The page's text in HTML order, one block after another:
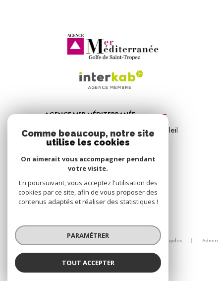
AGENCE MER MÉDITERRANÉE
1, Avenue de la Mer - Les Vitrines du Soleil
83310Port Grimaud
04 94 56 09 12
info@amm-immobilier.com
© 2026 | Tous droits réservés
Nos partenaires Mentions légales
Admin
Réalisé par :
Comme beaucoup, notre site
utilise les cookies
On aimerait vous accompagner pendant
votre visite.
En poursuivant, vous acceptez l'utilisation des
cookies par ce site, afin de vous proposer des
contenus adaptés et réaliser des statistiques !
PARAMÉTRER
TOUT ACCEPTER